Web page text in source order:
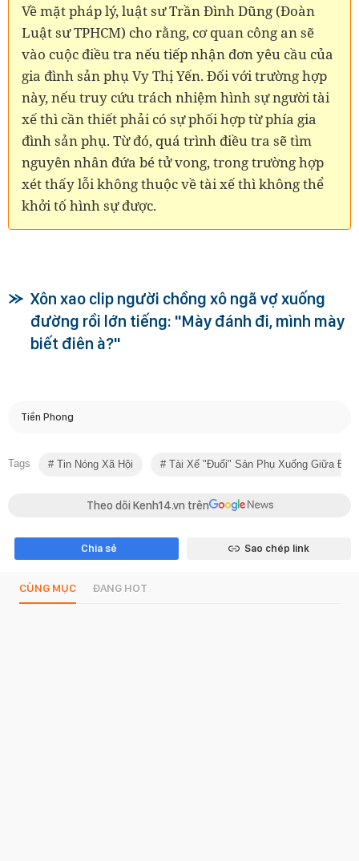
Về mặt pháp lý, luật sư Trần Đình Dũng (Đoàn
Luật sư TPHCM) cho rằng, cơ quan công an sẽ
vào cuộc điều tra nếu tiếp nhận đơn yêu cầu của
gia đình sản phụ Vy Thị Yến. Đối với trường hợp
này, nếu truy cứu trách nhiệm hình sự người tài
xế thì cần thiết phải có sự phối hợp từ phía gia
đình sản phụ. Từ đó, quá trình điều tra sẽ tìm
nguyên nhân đứa bé tử vong, trong trường hợp
xét thấy lỗi không thuộc về tài xế thì không thể
khởi tố hình sự được.
Xôn xao clip người chồng xô ngã vợ xuống
đường rồi lớn tiếng: "Mày đánh đi, mình mày
biết điên à?"
Tiền Phong
Tags Tin Nóng Xã Hội Tài Xế "đuổi" Sản Phụ Xuống Giữa
Theo dõi Kenh14.vn trên
Chia sẻ Sao chép link
CÙNG MỤC ĐANG HOT